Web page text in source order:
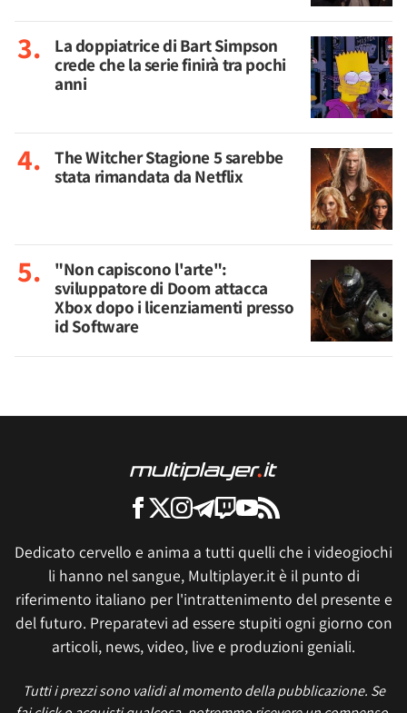
La doppiatrice di Bart Simpson
crede che la serie finirà tra pochi
anni
The Witcher Stagione 5 sarebbe
stata rimandata da Netflix
"Non capiscono l'arte":
sviluppatore di Doom attacca
Xbox dopo i licenziamenti presso
id Software
Dedicato cervello e anima a tutti quelli che i videogiochi
li hanno nel sangue, Multiplayer.it è il punto di
riferimento italiano per l'intrattenimento del presente e
del futuro. Preparatevi ad essere stupiti ogni giorno con
articoli, news, video, live e produzioni geniali.
Tutti i prezzi sono validi al momento della pubblicazione. Se